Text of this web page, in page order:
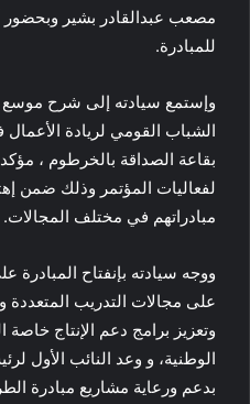
مصعب عبدالقادر بشير وبحضور
للمبادرة.
وإستمع سيادته إلى شرح موسع
الشباب القومي لريادة
بقاعة الصداقة بالخرطوم ،
لفعاليات المؤتمر وذلك ضمن
مبادراتهم في مختلف المجالات.
ووجه سيادته بإنفتاح المبادرة
على مجالات التدريب المتعددة
وتعزيز برامج دعم الإنتاج خاصة
الوطنية، و وعد النائب الأول
بدعم ورعاية مشاريع مبادرة